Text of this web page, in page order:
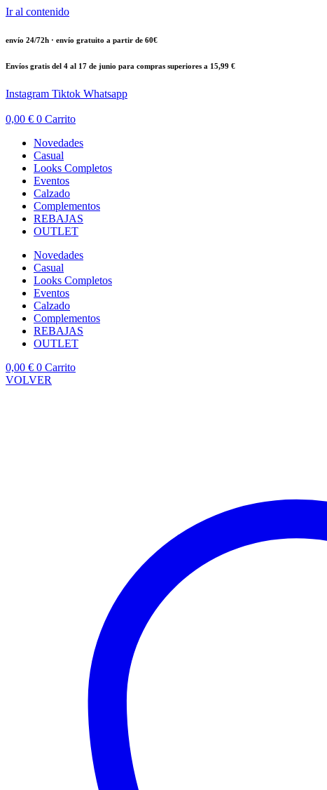
Ir al contenido
envío 24/72h · envío gratuito a partir de 60€
Envíos gratis del 4 al 17 de junio para compras superiores a 15,99 €
Instagram Tiktok Whatsapp
0,00 € 0 Carrito
Novedades
Casual
Looks Completos
Eventos
Calzado
Complementos
REBAJAS
OUTLET
Novedades
Casual
Looks Completos
Eventos
Calzado
Complementos
REBAJAS
OUTLET
0,00 € 0 Carrito
VOLVER